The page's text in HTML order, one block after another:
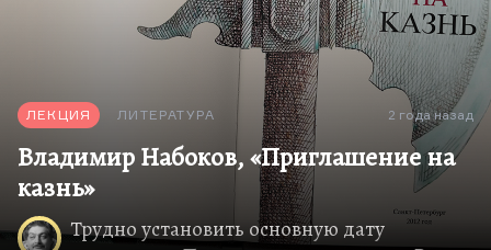
Пара слов о Евгении Ивановиче Замятине,
который, так уж случилось, является какой-то
странной копией, странным двойником
Булгакова. Они и родились почти…
ЛЕКЦИЯ ЛИТЕРАТУРА 2 года назад
Владимир Набоков, «Приглашение на
казнь»
Трудно установить основную дату